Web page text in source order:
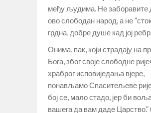
међу људима. Не заборавите
ово слободан народ, а не
грдна, добре душе кад јој
Онима, пак, који страдају на
Бога, због своје слободне
храброг исповиједања вјере,
понављамо Спаситељеве
бој се, мало стадо, јер би
вашега да вам даде Царство.”